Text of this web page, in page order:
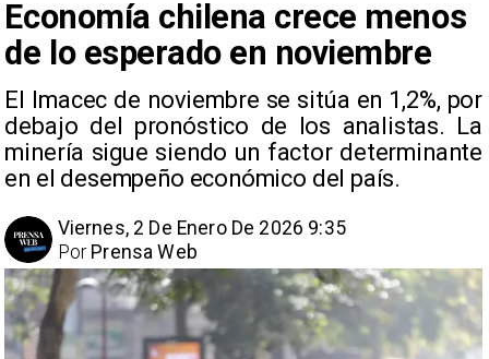
Economía chilena crece menos
de lo esperado en noviembre
El Imacec de noviembre se sitúa en 1,2%, por
debajo del pronóstico de los analistas. La
minería sigue siendo un factor determinante
en el desempeño económico del país.
Viernes, 2 De Enero De 2026 9:35
Prensa Web
Por